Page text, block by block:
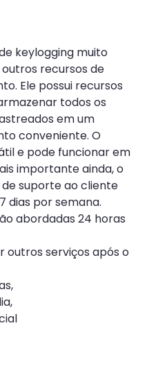
keylogging muito
recursos de
Ele possui recursos
todos os
em um
conveniente. O
e pode funcionar em
importante ainda, o
suporte ao cliente
dias por semana.
abordadas 24 horas
serviços após o